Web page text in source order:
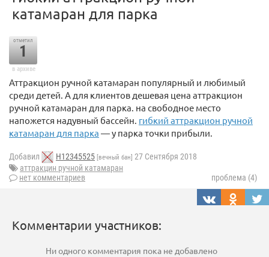
катамаран для парка
отметил
1
в архиве
Аттракцион ручной катамаран популярный и любимый
среди детей. А для клиентов дешевая цена аттракцион
ручной катамаран для парка. на свободное место
напожется надувный бассейн. гибкий аттракцион ручной
катамаран для парка — у парка точки прибыли.
Добавил H12345525 [вечный бан] 27 Сентября 2018
аттракцин ручной катамаран
нет комментариев
проблема (4)
Комментарии участников:
Ни одного комментария пока не добавлено